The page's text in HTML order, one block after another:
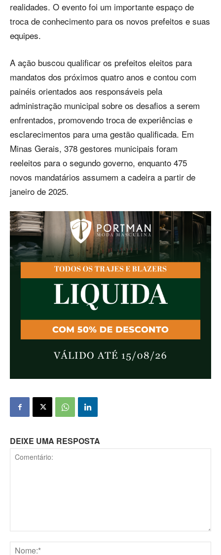
realidades. O evento foi um importante espaço de
troca de conhecimento para os novos prefeitos e suas
equipes.
A ação buscou qualificar os prefeitos eleitos para
mandatos dos próximos quatro anos e contou com
painéis orientados aos responsáveis pela
administração municipal sobre os desafios a serem
enfrentados, promovendo troca de experiências e
esclarecimentos para uma gestão qualificada. Em
Minas Gerais, 378 gestores municipais foram
reeleitos para o segundo governo, enquanto 475
novos mandatários assumem a cadeira a partir de
janeiro de 2025.
DEIXE UMA RESPOSTA